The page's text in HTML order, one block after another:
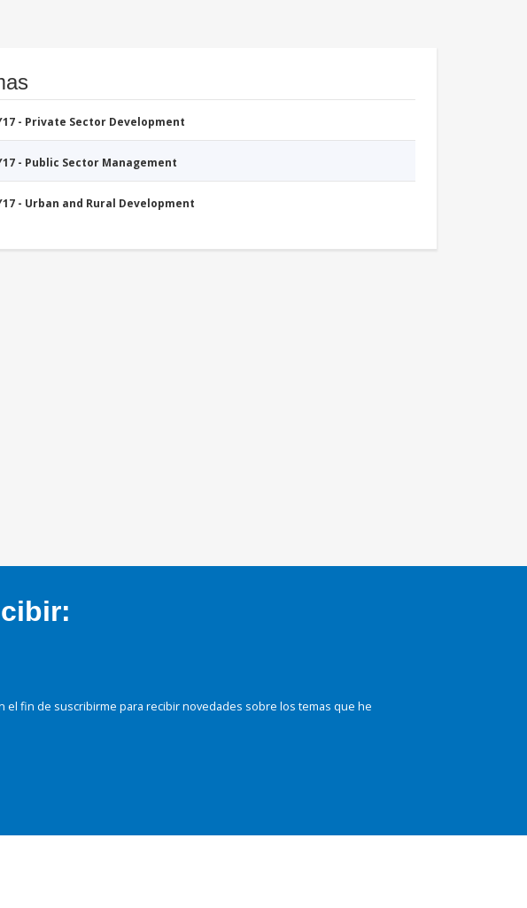
- Private Sector Development
- Public Sector Management
- Urban and Rural Development
fin de suscribirme para recibir novedades sobre los temas que he